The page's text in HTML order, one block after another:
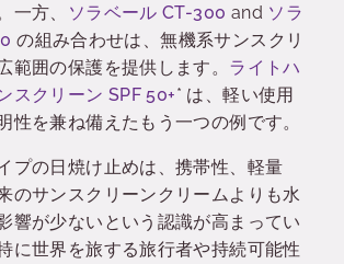
一方、 ソラベール CT-300 and ソラ
の組み合わせは、無機系サンスクリ
範囲の保護を提供します。 ライトハ
スクリーン SPF 50+* は、軽い使用
性を兼ね備えたもう一つの例です。
プの日焼け止めは、携帯性、軽量
のサンスクリーンクリームよりも水
響が少ないという認識が高まってい
に世界を旅する旅行者や持続可能性